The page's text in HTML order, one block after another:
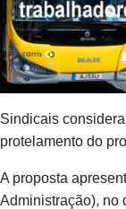
Sindicais
protelamento do
A proposta
Administração), no